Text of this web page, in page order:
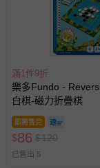
情形，您可申
若您對於會員
式、折價券與
問，你可詳見：
預購商品：預
助取消退款事宜
商品如因「價
會主動以簡訊
償。
滿1件9折
樂多Fundo -
白棋-磁力折疊棋
即將售完
$86 $120
已售出 5